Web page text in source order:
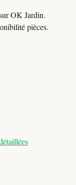
OK Jardin.
pièces.